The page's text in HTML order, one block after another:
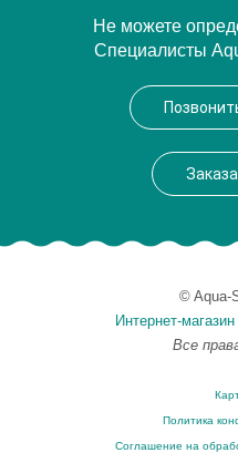
Не можете
Специалисты
© Aqua-
Интернет-
Все
Политика
Соглашение на